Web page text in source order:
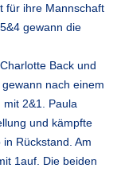
für ihre Mannschaft
gewann die
Back und
nach einem
2&1. Paula
und kämpfte
Rückstand. Am
1auf. Die beiden